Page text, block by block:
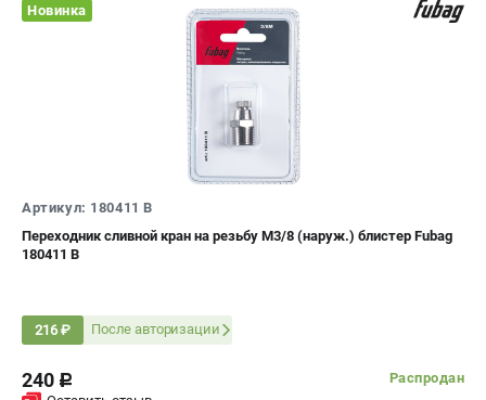
Новинка
Артикул: 180411 B
Переходник сливной кран на резьбу М3/8 (наруж.) блистер Fubag
180411 B
216 ₽ После авторизации
240 c
Распродан